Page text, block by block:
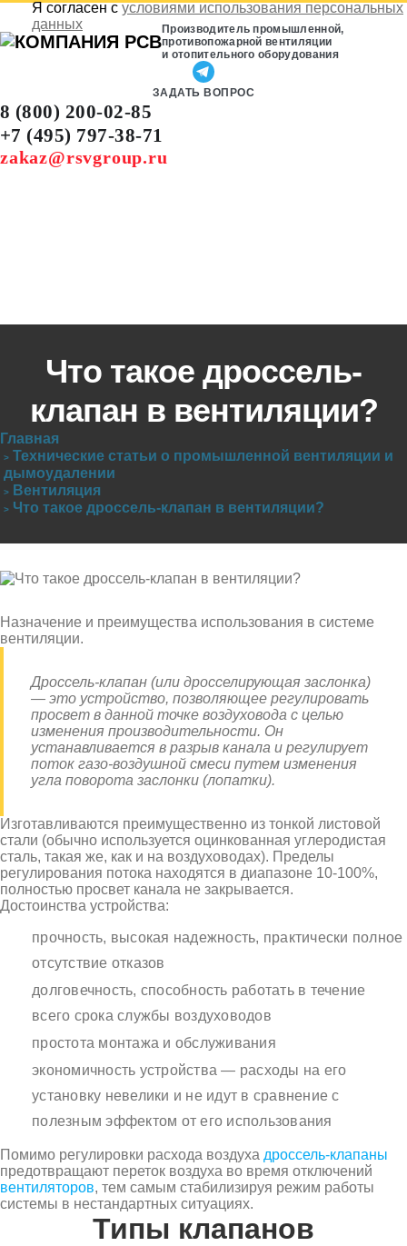
Производитель промышленной,
противопожарной вентиляции
и отопительного оборудования
ЗАДАТЬ ВОПРОС
8 (800) 200-02-85
+7 (495) 797-38-71
zakaz@rsvgroup.ru
Что такое дроссель-
клапан в вентиляции?
Главная
Технические статьи о промышленной вентиляции и
дымоудалении
Вентиляция
Что такое дроссель-клапан в вентиляции?
Назначение и преимущества использования в системе
вентиляции.
Дроссель-клапан (или дросселирующая заслонка)
— это устройство, позволяющее регулировать
просвет в данной точке воздуховода с целью
изменения производительности. Он
устанавливается в разрыв канала и регулирует
поток газо-воздушной смеси путем изменения
угла поворота заслонки (лопатки).
Изготавливаются преимущественно из тонкой листовой
стали (обычно используется оцинкованная углеродистая
сталь, такая же, как и на воздуховодах). Пределы
регулирования потока находятся в диапазоне 10-100%,
полностью просвет канала не закрывается.
Достоинства устройства:
прочность, высокая надежность, практически полное
отсутствие отказов
долговечность, способность работать в течение
всего срока службы воздуховодов
простота монтажа и обслуживания
экономичность устройства — расходы на его
установку невелики и не идут в сравнение с
полезным эффектом от его использования
Помимо регулировки расхода воздуха дроссель-клапаны
предотвращают переток воздуха во время отключений
вентиляторов, тем самым стабилизируя режим работы
системы в нестандартных ситуациях.
Типы клапанов
Я согласен сусловиями использования персональных
данных